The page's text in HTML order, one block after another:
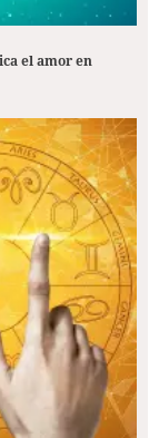
el amor en